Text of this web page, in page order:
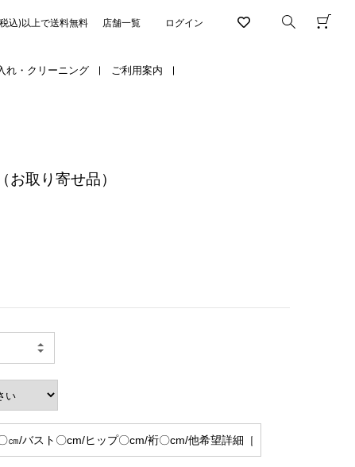
ログイン
込)以上で送料無料 店舗一覧
れ・クリーニング ご利用案内
取り寄せ品）